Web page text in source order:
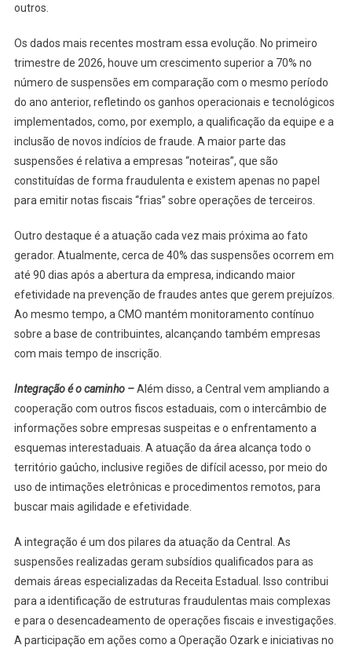
outros.
Os dados mais recentes mostram essa evolução. No primeiro
trimestre de 2026, houve um crescimento superior a 70% no
número de suspensões em comparação com o mesmo período
do ano anterior, refletindo os ganhos operacionais e tecnológicos
implementados, como, por exemplo, a qualificação da equipe e a
inclusão de novos indícios de fraude. A maior parte das
suspensões é relativa a empresas “noteiras”, que são
constituídas de forma fraudulenta e existem apenas no papel
para emitir notas fiscais “frias” sobre operações de terceiros.
Outro destaque é a atuação cada vez mais próxima ao fato
gerador. Atualmente, cerca de 40% das suspensões ocorrem em
até 90 dias após a abertura da empresa, indicando maior
efetividade na prevenção de fraudes antes que gerem prejuízos.
Ao mesmo tempo, a CMO mantém monitoramento contínuo
sobre a base de contribuintes, alcançando também empresas
com mais tempo de inscrição.
Integração é o caminho –Além disso, a Central vem ampliando a
cooperação com outros fiscos estaduais, com o intercâmbio de
informações sobre empresas suspeitas e o enfrentamento a
esquemas interestaduais. A atuação da área alcança todo o
território gaúcho, inclusive regiões de difícil acesso, por meio do
uso de intimações eletrônicas e procedimentos remotos, para
buscar mais agilidade e efetividade.
A integração é um dos pilares da atuação da Central. As
suspensões realizadas geram subsídios qualificados para as
demais áreas especializadas da Receita Estadual. Isso contribui
para a identificação de estruturas fraudulentas mais complexas
e para o desencadeamento de operações fiscais e investigações.
A participação em ações como a Operação Ozark e iniciativas no